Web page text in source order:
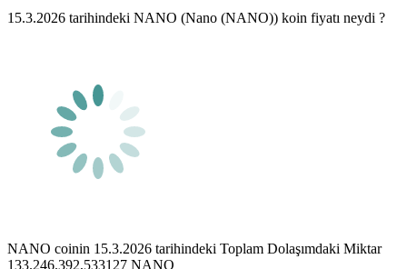
15.3.2026 tarihindeki NANO (Nano (NANO)) koin fiyatı neydi ?
NANO coinin 15.3.2026 tarihindeki Toplam Dolaşımdaki Miktar
133.246.392,533127 NANO